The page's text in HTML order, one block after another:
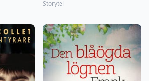
Storytel